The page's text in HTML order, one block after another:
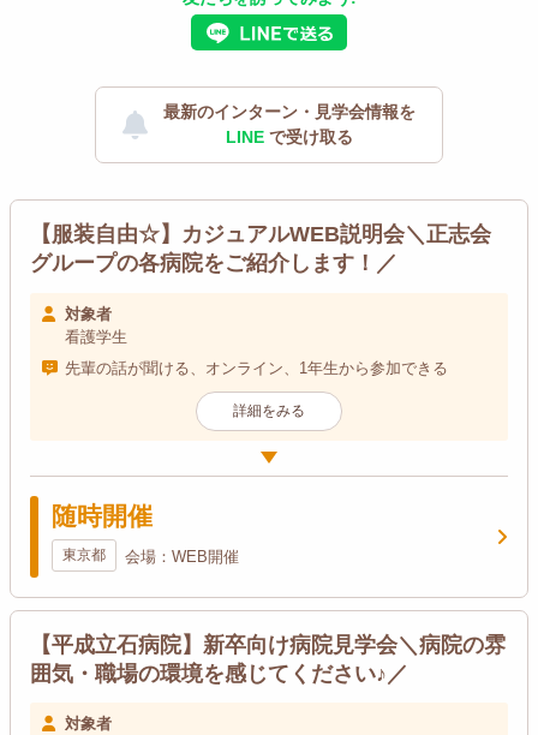
最新のインターン・見学会情報を
LINE で受け取る
【服装自由☆】カジュアルWEB説明会＼正志会
グループの各病院をご紹介します！／
対象者
看護学生
先輩の話が聞ける、オンライン、1年生から参加できる
詳細をみる
随時開催
東京都 会場：WEB開催
【平成立石病院】新卒向け病院見学会＼病院の雰
囲気・職場の環境を感じてください♪／
対象者